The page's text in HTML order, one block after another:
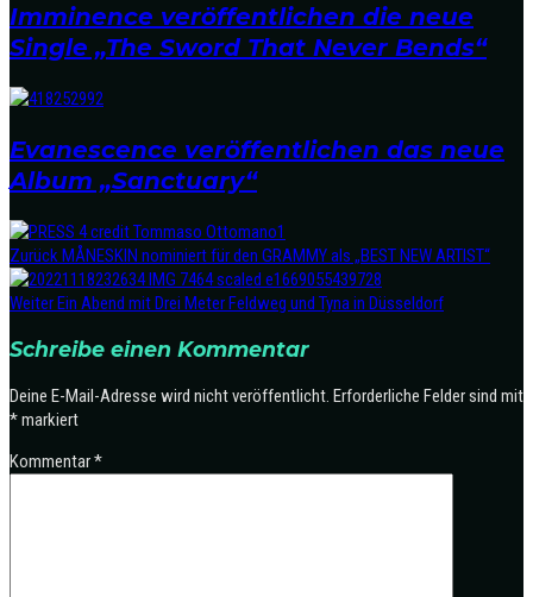
Imminence veröffentlichen die neue
Single „The Sword That Never Bends“
Evanescence veröffentlichen das neue
Album „Sanctuary“
ZurückMÅNESKIN nominiert für den GRAMMY als „BEST NEW ARTIST“
WeiterEin Abend mit Drei Meter Feldweg und Tyna in Düsseldorf
Schreibe einen Kommentar
Deine E-Mail-Adresse wird nicht veröffentlicht. Erforderliche Felder sind mit
*markiert
Kommentar*